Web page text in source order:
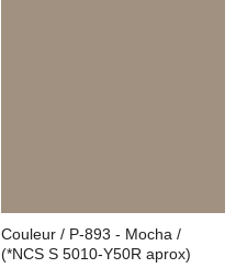
Couleur / P-893 - Mocha /
(*NCS S 5010-Y50R aprox)